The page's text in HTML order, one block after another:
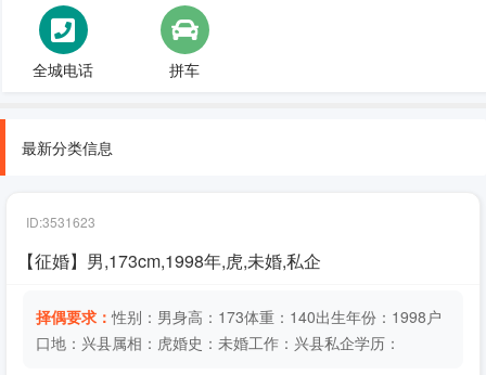
全城电话 拼车
最新分类信息
ID:3531623
【征婚】男,173cm,1998年,虎,未婚,私企
择偶要求：性别：男身高：173体重：140出生年份：1998户
口地：兴县属相：虎婚史：未婚工作：兴县私企学历：